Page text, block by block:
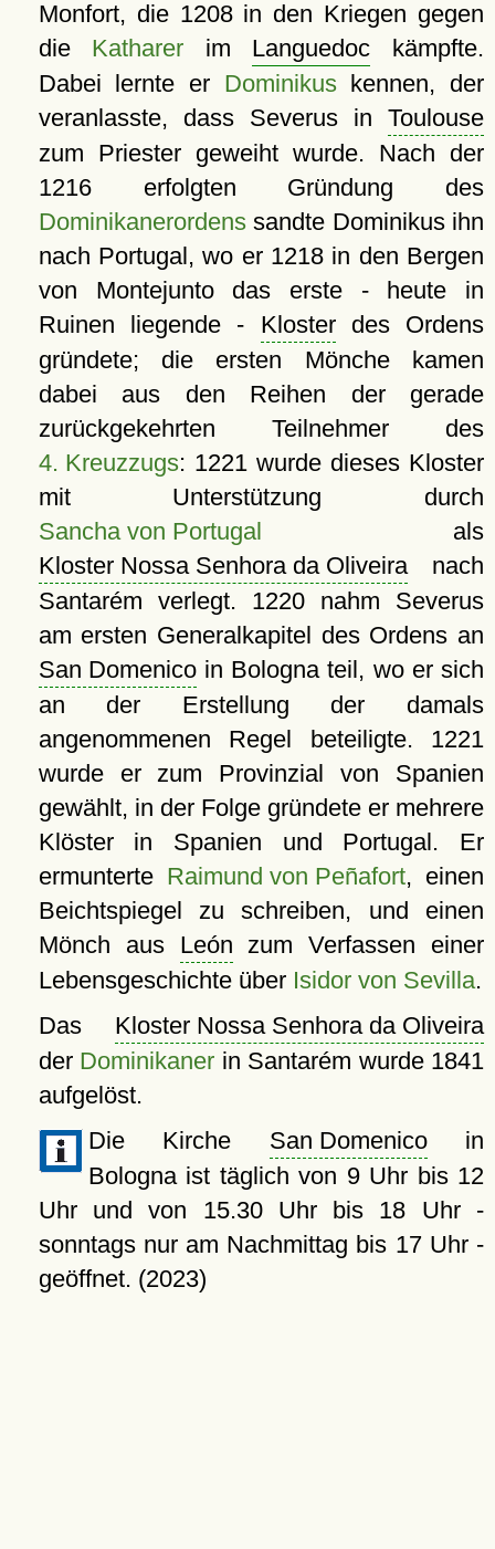
Monfort, die 1208 in den Kriegen gegen
die Katharer im Languedoc kämpfte.
Dabei lernte er Dominikuskennen, der
veranlasste, dass Severus in Toulouse
zum Priester geweiht wurde. Nach der
1216 erfolgten Gründung des
Dominikanerordenssandte Dominikus ihn
nach Portugal, wo er 1218 in den Bergen
von Montejunto das erste - heute in
Ruinen liegende - Klosterdes Ordens
gründete; die ersten Mönche kamen
dabei aus den Reihen der gerade
zurückgekehrten Teilnehmer des
4. Kreuzzugs: 1221 wurde dieses Kloster
mit Unterstützung durch
Sancha von Portugal als
Kloster Nossa Senhora da Oliveiranach
Santarém verlegt. 1220 nahm Severus
am ersten Generalkapitel des Ordens an
San Domenicoin Bologna teil, wo er sich
an der Erstellung der damals
angenommenen Regel beteiligte. 1221
wurde er zum Provinzial von Spanien
gewählt, in der Folge gründete er mehrere
Klöster in Spanien und Portugal. Er
ermunterte Raimund von Peñafort, einen
Beichtspiegel zu schreiben, und einen
Mönch aus León zum Verfassen einer
Lebensgeschichte über Isidor von Sevilla.
Das Kloster Nossa Senhora da Oliveira
der Dominikaner in Santarém wurde 1841
aufgelöst.
Die Kirche San Domenicoin
Bologna ist täglich von 9 Uhr bis 12
Uhr und von 15.30 Uhr bis 18 Uhr -
sonntags nur am Nachmittag bis 17 Uhr -
geöffnet. (2023)